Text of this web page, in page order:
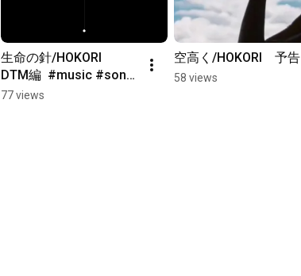
生命の針/HOKORI
DTM編  #music #song
#音楽 #オリジナル曲
77 views
空高く/HOKORI　予告
58 views